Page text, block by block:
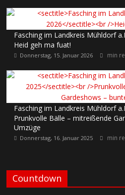
Fasching im Landkreis Mühldorf
Heid geh ma fuat!
Donnerstag, 15. Januar 2026 min
Fasching im Landkreis Mühldorf
Prunkvolle Bälle – mitreißende
Umzüge
Donnerstag, 16. Januar 2025 min
Countdown